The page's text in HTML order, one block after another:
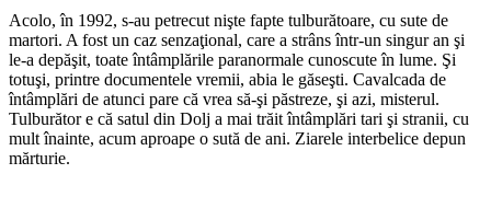
Acolo, în 1992, s-au petrecut nişte fap­te tulburătoare, cu sute de
martori. A fost un caz senzaţional, care a strâns într-un singur an şi
le-a depăşit, toate întâmplările paranormale cunoscute în lume. Şi
totuşi, printre documentele vremii, abia le găseşti. Cavalcada de
întâmplări de atunci pare că vrea să-şi păstreze, şi azi, misterul.
Tulburător e că satul din Dolj a mai trăit întâmplări tari şi stranii, cu
mult înainte, acum aproape o sută de ani. Ziarele interbelice depun
mărturie.